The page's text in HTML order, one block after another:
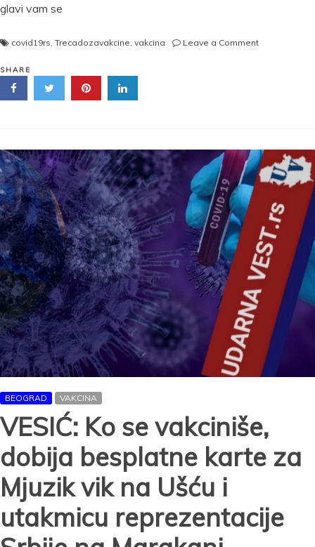
glavi vam se
covid19rs, Trecadozavakcine, vakcina Leave a Commenton
primi
biće
zaštićen
odsto
SHARE
BEOGRAD VAKCINA
VESIĆ: Ko se vakciniše,
dobija besplatne karte za
Mjuzik vik na Ušću i
utakmicu reprezentacije